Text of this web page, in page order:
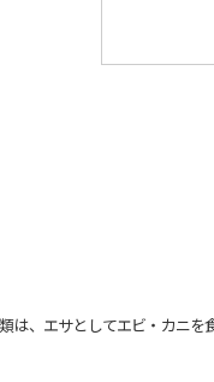
、エサとしてエビ・カニを